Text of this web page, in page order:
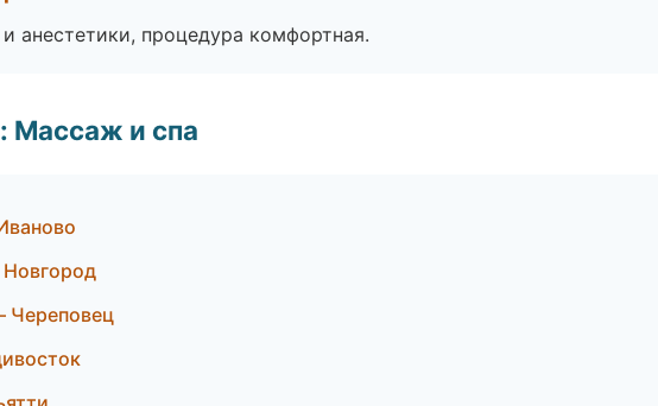
анестетики, процедура комфортная.
Массаж и спа
Череповец